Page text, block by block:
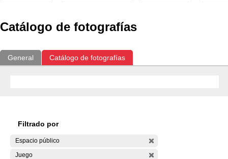
Catálogo de fotografías
General Catálogo de fotografías
Filtrado por
Espacio público
Juego